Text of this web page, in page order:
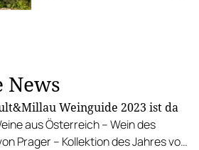
News
Weinguide 2023 ist da
aus Österreich – Wein des
Prager – Kollektion des Jahres von